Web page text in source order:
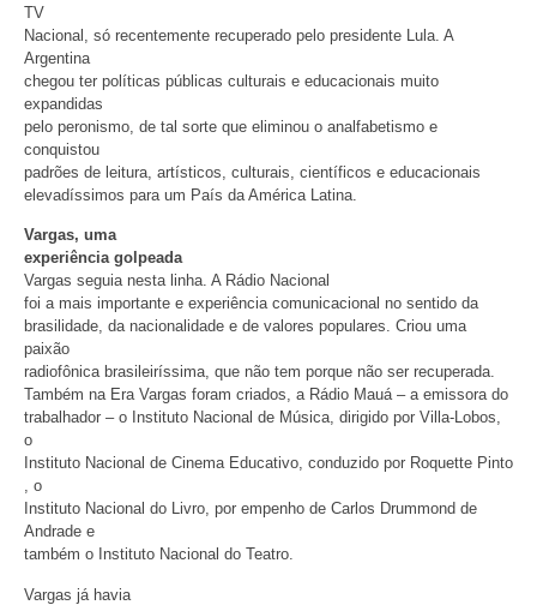
TV
Nacional, só recentemente recuperado pelo presidente Lula. A
Argentina
chegou ter políticas públicas culturais e educacionais muito
expandidas
pelo peronismo, de tal sorte que eliminou o analfabetismo e
conquistou
padrões de leitura, artísticos, culturais, científicos e educacionais
elevadíssimos para um País da América Latina.
Vargas, uma
experiência golpeada
Vargas seguia nesta linha. A Rádio Nacional
foi a mais importante e experiência comunicacional no sentido da
brasilidade, da nacionalidade e de valores populares. Criou uma
paixão
radiofônica brasileiríssima, que não tem porque não ser recuperada.
Também na Era Vargas foram criados, a Rádio Mauá – a emissora do
trabalhador – o Instituto Nacional de Música, dirigido por Villa-Lobos,
o
Instituto Nacional de Cinema Educativo, conduzido por Roquette Pinto
, o
Instituto Nacional do Livro, por empenho de Carlos Drummond de
Andrade e
também o Instituto Nacional do Teatro.
Vargas já havia